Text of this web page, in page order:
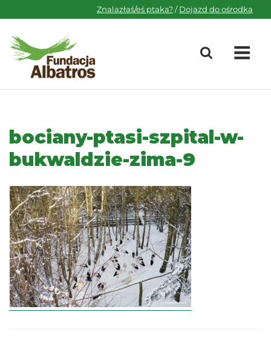
to
content
Znalazłaś/eś ptaka?/Dojazd do ośrodka
bociany-ptasi-szpital-w-
bukwaldzie-zima-9